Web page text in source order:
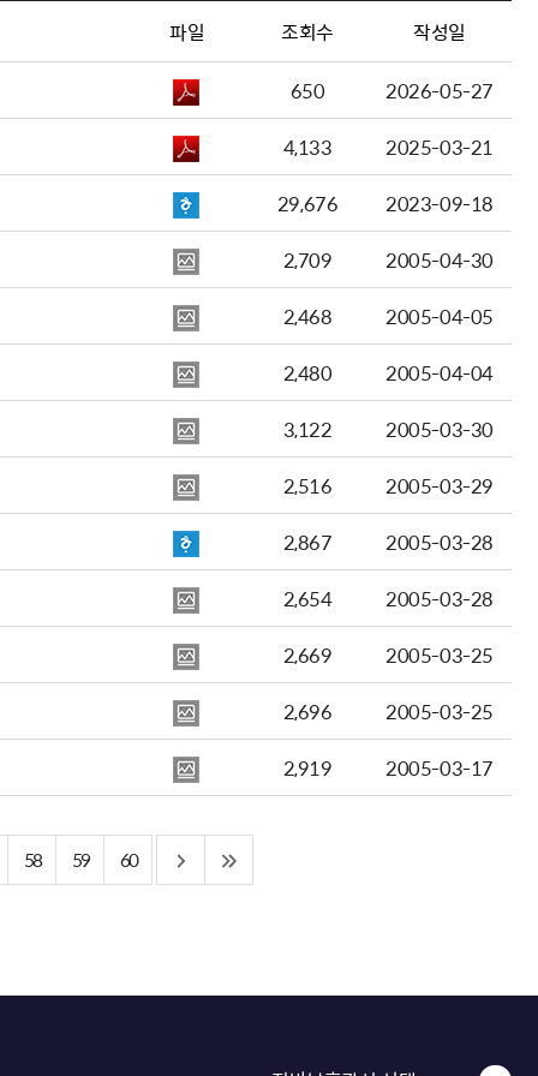
파일 조회수 작성일
650
2026-05-27
4,133
2025-03-21
29,676
2023-09-18
2,709
2005-04-30
2,468
2005-04-05
2,480
2005-04-04
3,122
2005-03-30
2,516
2005-03-29
2,867
2005-03-28
2,654
2005-03-28
2,669
2005-03-25
2,696
2005-03-25
2,919
2005-03-17
58 59 60